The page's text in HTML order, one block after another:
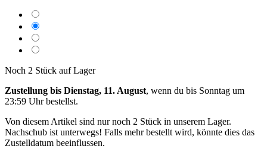
Noch 2 Stück auf Lager
Zustellung bis Dienstag, 11. August, wenn du bis Sonntag um
23:59 Uhrbestellst.
Von diesem Artikel sind nur noch 2 Stück in unserem Lager.
Nachschub ist unterwegs! Falls mehr bestellt wird, könnte dies das
Zustelldatum beeinflussen.